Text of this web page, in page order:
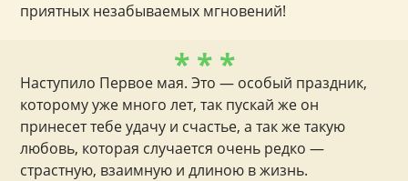
приятных незабываемых мгновений!
* * *
Наступило Первое мая. Это — особый праздник,
которому уже много лет, так пускай же он
принесет тебе удачу и счастье, а так же такую
любовь, которая случается очень редко —
страстную, взаимную и длиною в жизнь.